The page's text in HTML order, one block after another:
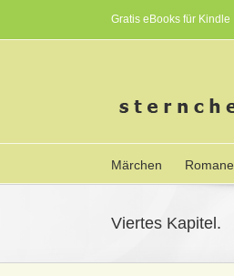
Gratis eBooks für Kindle
Märchen Romane
Viertes Kapitel.